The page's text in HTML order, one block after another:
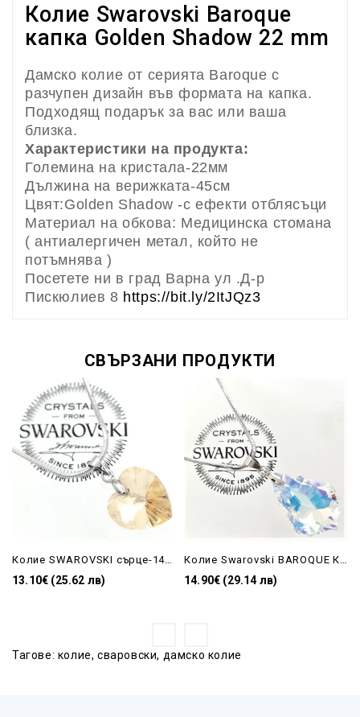
Колие Swarovski Baroque
капка Golden Shadow 22 mm
Дамско колие от серията Baroque с
разчупен дизайн във формата на капка.
Подходящ подарък за вас или ваша
близка.
Характеристики на продукта:
Големина на кристала-22мм
Дължина на верижката-45см
Цвят:Golden Shadow -с ефекти отблясъци
Материал на обкова: Медицинска стомана
( антиалергичен метал, който не
потъмнява )
Посетете ни в град Варна ул .Д-р
Пискюлиев 8 https://bit.ly/2ItJQz3
СВЪРЗАНИ ПРОДУКТИ
13.10€ (25.62 лв) 14.90€ (29.14 лв)
Тагове: колие,сваровски, дамско колие